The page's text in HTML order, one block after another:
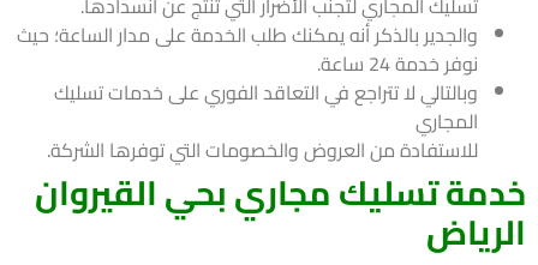
والجدير بالذكر أنه يمكنك طلب الخدمة على مدار الساعة؛ حيث
نوفر خدمة 24 ساعة.
وبالتالي لا تتراجع في التعاقد الفوري على خدمات تسليك
المجاري
للاستفادة من العروض والخصومات التي توفرها الشركة.
تسليك مجاري بحي القيروان